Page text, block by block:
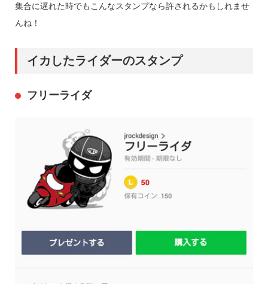
集合に遅れた時でもこんなスタンプなら許されるかもしれませ
んね！
イカしたライダーのスタンプ
フリーライダ